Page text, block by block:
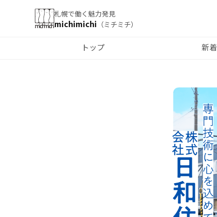
札幌で働く魅力発見
michimichi （ミチミチ）
トップ 新着